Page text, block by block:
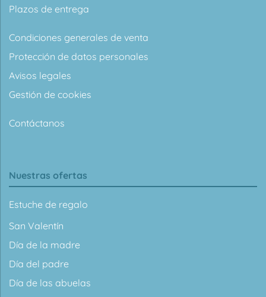
Plazos de entrega
Condiciones generales de venta
Protección de datos personales
Avisos legales
Gestión de cookies
Contáctanos
Nuestras ofertas
Estuche de regalo
San Valentín
Día de la madre
Día del padre
Día de las abuelas